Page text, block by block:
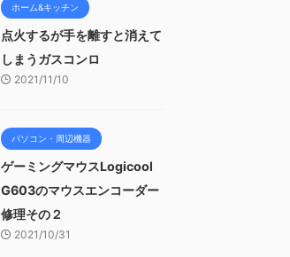
ホーム&キッチン
点火するが手を離すと消えて
しまうガスコンロ
2021/11/10
パソコン・周辺機器
ゲーミングマウスLogicool
G603のマウスエンコーダー
修理その２
2021/10/31